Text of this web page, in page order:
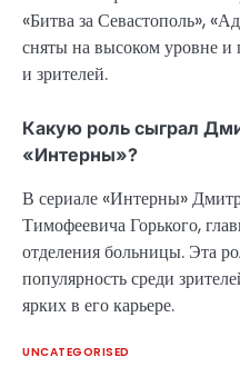
«Битва за Севастополь»,
сняты на высоком уровне
и зрителей.
Какую роль сыграл
«Интерны»?
В сериале «Интерны»
Тимофеевича Горького,
отделения больницы. Эта
популярность среди
ярких в его карьере.
UNCATEGORISED